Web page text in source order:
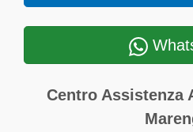
Centro Assistenza